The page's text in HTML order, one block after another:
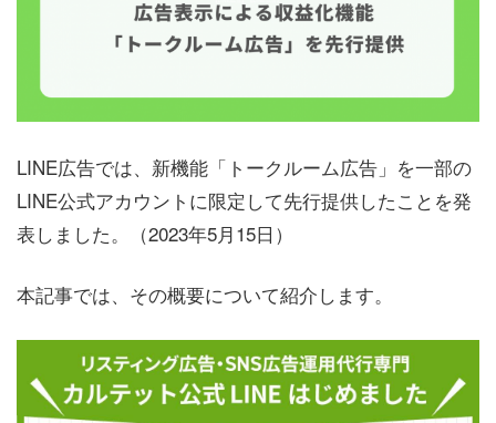
LINE広告では、新機能「トークルーム広告」を一部の
LINE公式アカウントに限定して先行提供したことを発
表しました。（2023年5月15日）
本記事では、その概要について紹介します。